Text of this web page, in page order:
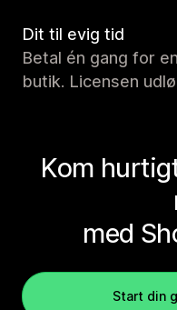
Dit til evig tid
Betal én gang for
butik. Licensen
Kom
med
Start din